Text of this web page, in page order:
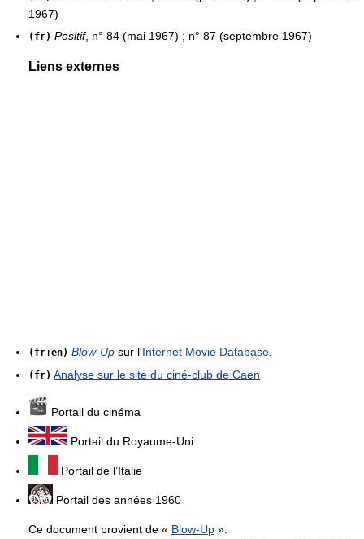
1967)
(fr) Positif, n° 84 (mai 1967) ; n° 87 (septembre 1967)
Liens externes
(fr+en) Blow-Up sur l'Internet Movie Database
(fr) Analyse sur le site du ciné-club de Caen
Portail du cinéma
Portail du Royaume-Uni
Portail de l’Italie
Portail des années 1960
Ce document provient de « Blow-Up ».